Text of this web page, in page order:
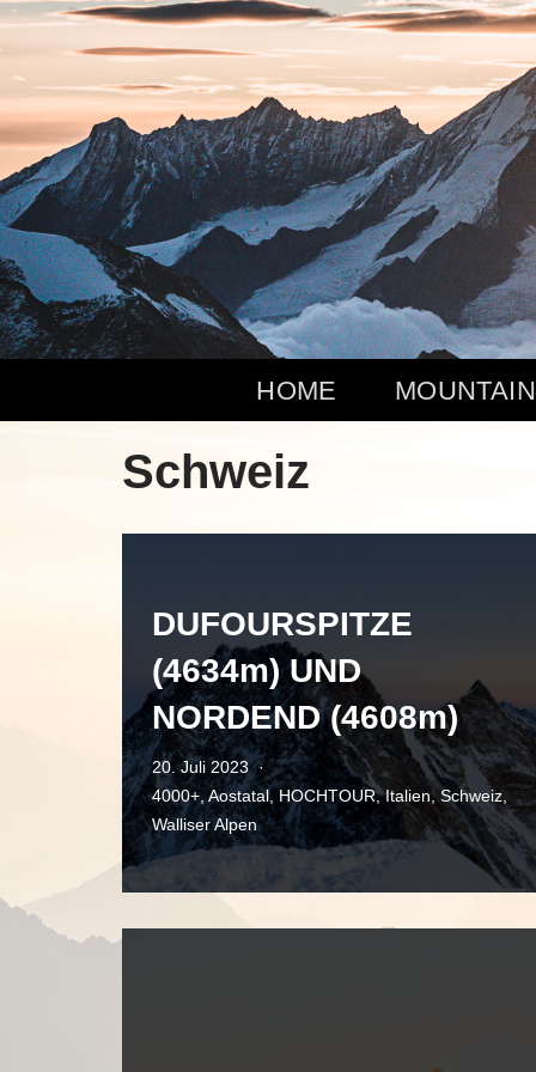
Inhalt
springen
HOME
Schweiz
DUFOURSPITZE
(4634m) UND
NORDEND (4608m)
20. Juli 2023
4000+, Aostatal, HOCHTOUR,Italien,Schweiz
Walliser Alpen